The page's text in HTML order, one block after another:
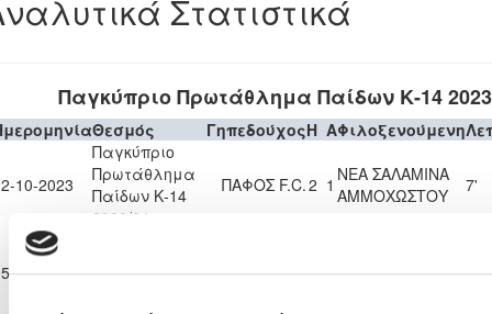
Στατιστικά
Παγκύπριο Πρωτάθλημα Παίδων Κ-14
Θεσμός ΓηπεδούχοςH AΦιλοξενούμενη
10-2023
Παγκύπριο
Πρωτάθλημα
Παίδων Κ-14
2023/24
ΠΑΦΟΣ F.C.2 1 ΝΕΑ ΣΑΛΑΜΙΝΑ
ΑΜΜΟΧΩΣΤΟΥ
7'
11-2023
ΣΑΛΑΜΙΝΑ4 2 8'